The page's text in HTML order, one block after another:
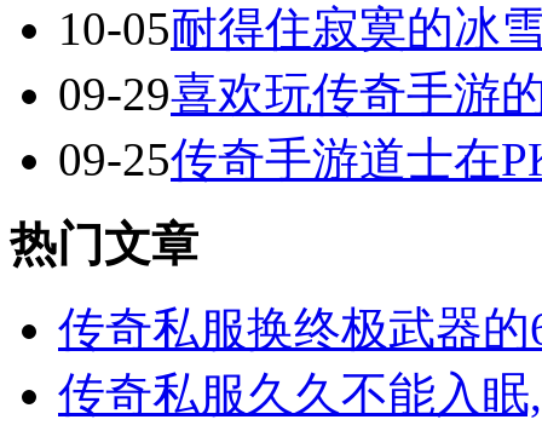
10-05耐得住寂寞的冰
09-29喜欢玩传奇手游
09-25传奇手游道士在
热门文章
传奇私服换终极武器
传奇私服久久不能入